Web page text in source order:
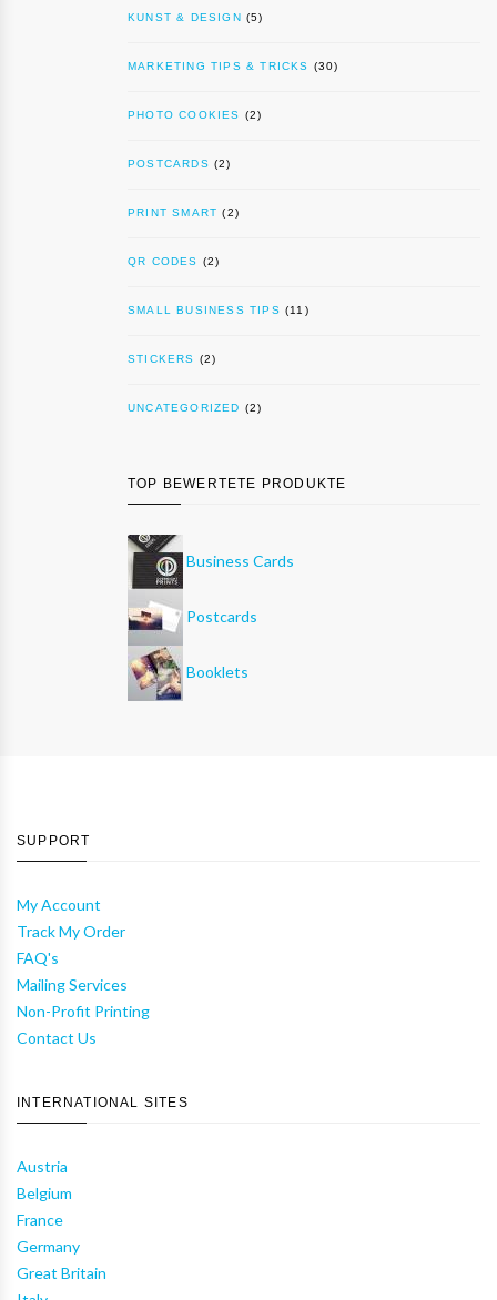
KUNST & DESIGN (5)
MARKETING TIPS & TRICKS (30)
PHOTO COOKIES (2)
POSTCARDS (2)
PRINT SMART (2)
QR CODES (2)
SMALL BUSINESS TIPS (11)
STICKERS (2)
UNCATEGORIZED (2)
TOP BEWERTETE PRODUKTE
Business Cards
Postcards
Booklets
SUPPORT
My Account
Track My Order
FAQ's
Mailing Services
Non-Profit Printing
Contact Us
INTERNATIONAL SITES
Austria
Belgium
France
Germany
Great Britain